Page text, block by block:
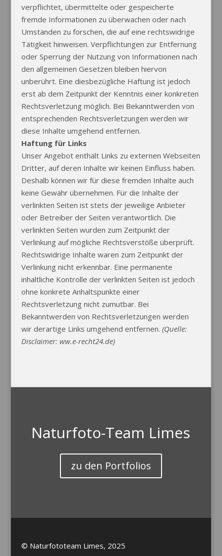
verpflichtet, übermittelte oder gespeicherte
fremde Informationen zu überwachen oder nach
Umständen zu forschen, die auf eine rechtswidrige
Tätigkeit hinweisen. Verpflichtungen zur Entfernung
oder Sperrung der Nutzung von Informationen nach
den allgemeinen Gesetzen bleiben hiervon
unberührt. Eine diesbezügliche Haftung ist jedoch
erst ab dem Zeitpunkt der Kenntnis einer konkreten
Rechtsverletzung möglich. Bei Bekanntwerden von
entsprechenden Rechtsverletzungen werden wir
diese Inhalte umgehend entfernen.
Haftung für Links
Unser Angebot enthält Links zu externen Webseiten
Dritter, auf deren Inhalte wir keinen Einfluss haben.
Deshalb können wir für diese fremden Inhalte auch
keine Gewähr übernehmen. Für die Inhalte der
verlinkten Seiten ist stets der jeweilige Anbieter
oder Betreiber der Seiten verantwortlich. Die
verlinkten Seiten wurden zum Zeitpunkt der
Verlinkung auf mögliche Rechtsverstöße überprüft.
Rechtswidrige Inhalte waren zum Zeitpunkt der
Verlinkung nicht erkennbar. Eine permanente
inhaltliche Kontrolle der verlinkten Seiten ist jedoch
ohne konkrete Anhaltspunkte einer
Rechtsverletzung nicht zumutbar. Bei
Bekanntwerden von Rechtsverletzungen werden
wir derartige Links umgehend entfernen. (Quelle:
Disclaimer: ww.e-recht24.de)
Naturfoto-Team Limes
zu den Portfolios
© Naturfototeam Limes, 2025